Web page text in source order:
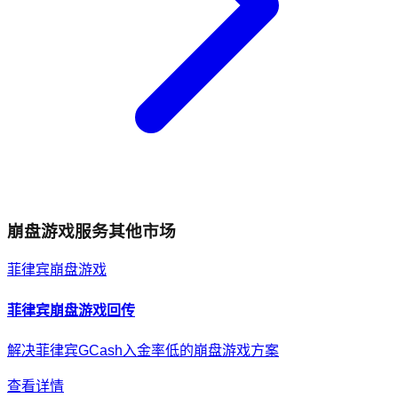
崩盘游戏服务其他市场
菲律宾崩盘游戏
菲律宾崩盘游戏回传
解决菲律宾GCash入金率低的崩盘游戏方案
查看详情